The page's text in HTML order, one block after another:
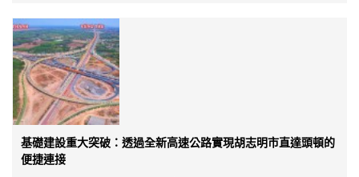
基礎建設重大突破：透過全新高速公路實現胡志明市直達頭頓的
便捷連接